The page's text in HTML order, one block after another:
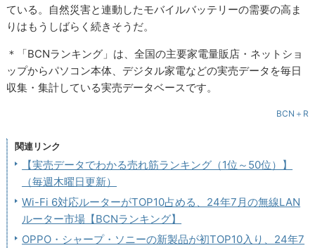
ている。自然災害と連動したモバイルバッテリーの需要の高ま
りはもうしばらく続きそうだ。
＊「BCNランキング」は、全国の主要家電量販店・ネットショ
ップからパソコン本体、デジタル家電などの実売データを毎日
収集・集計している実売データベースです。
BCN＋R
関連リンク
【実売データでわかる売れ筋ランキング（1位～50位）】
（毎週木曜日更新）
Wi-Fi 6対応ルーターがTOP10占める、24年7月の無線LAN
ルーター市場【BCNランキング】
OPPO・シャープ・ソニーの新製品が初TOP10入り、24年7